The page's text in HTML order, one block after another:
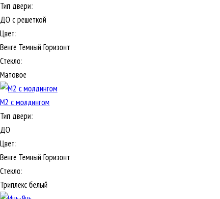
Тип двери:
ДО с решеткой
Цвет:
Венге Темный Горизонт
Стекло:
Матовое
М2 с молдингом
Тип двери:
ДО
Цвет:
Венге Темный Горизонт
Стекло:
Триплекс белый